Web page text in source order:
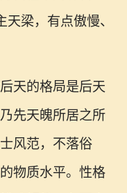
梁，有点傲慢、
天的格局是后天
先天魄所居之所
风范，不落俗
物质水平。性格